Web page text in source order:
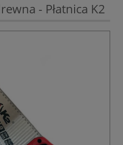
- Płatnica K2